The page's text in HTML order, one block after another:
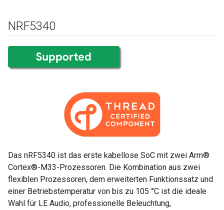
NRF5340
Das nRF5340 ist das erste kabellose SoC mit zwei Arm®
Cortex®-M33-Prozessoren. Die Kombination aus zwei
flexiblen Prozessoren, dem erweiterten Funktionssatz und
einer Betriebstemperatur von bis zu 105 °C ist die ideale
Wahl für LE Audio, professionelle Beleuchtung,